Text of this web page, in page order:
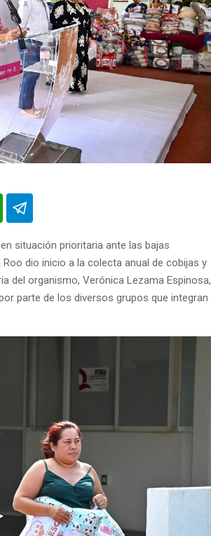
situación prioritaria ante las bajas
dio inicio a la colecta anual de cobijas y
del organismo, Verónica Lezama Espinosa,
parte de los diversos grupos que integran